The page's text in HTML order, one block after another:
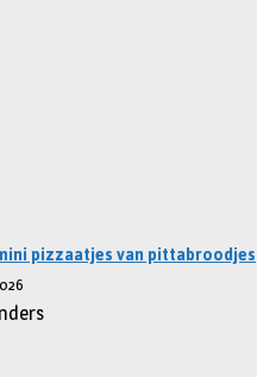
pizzaatjes van pittabroodjes